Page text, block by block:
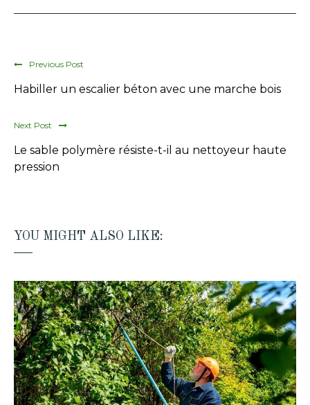
Previous Post
Habiller un escalier béton avec une marche bois
Next Post
Le sable polymère résiste-t-il au nettoyeur haute
pression
YOU MIGHT ALSO LIKE: